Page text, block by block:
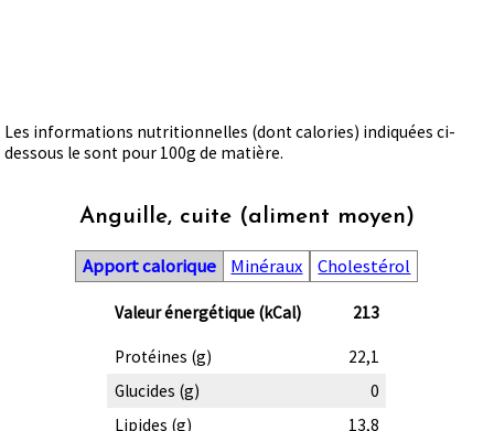
Les informations nutritionnelles (dont calories) indiquées ci-
dessous le sont pour 100g de matière.
Anguille, cuite (aliment moyen)
Apport calorique Minéraux Cholestérol
Valeur énergétique (kCal) 213
Protéines (g)
22,1
Glucides (g)
0
Lipides (g)
13,8